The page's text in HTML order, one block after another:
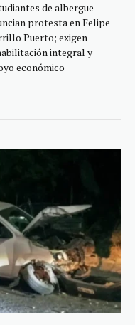
de albergue
protesta en Felipe
Puerto; exigen
integral y
económico